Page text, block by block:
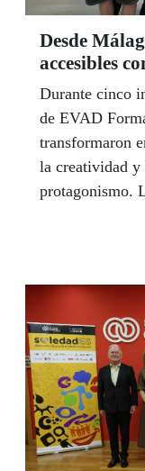
Desde
accesibles
Durante cinco
de EVAD
transformaron
la creatividad
protagonismo.
diseñada para
ir mucho más
convertirse en
aprendizaje,
igualdad de